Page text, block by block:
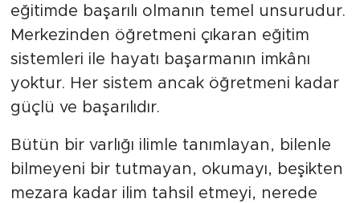
eğitimde başarılı olmanın temel unsurudur.
Merkezinden öğretmeni çıkaran eğitim
sistemleri ile hayatı başarmanın imkânı
yoktur. Her sistem ancak öğretmeni kadar
güçlü ve başarılıdır.
Bütün bir varlığı ilimle tanımlayan, bilenle
bilmeyeni bir tutmayan, okumayı, beşikten
mezara kadar ilim tahsil etmeyi, nerede